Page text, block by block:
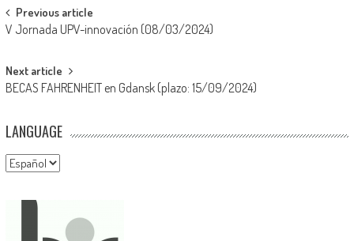
Navegación
de
entradas
Previous article
V Jornada UPV-innovación (08/03/2024)
Next article
BECAS FAHRENHEIT en Gdansk (plazo: 15/09/2024)
LANGUAGE
Language